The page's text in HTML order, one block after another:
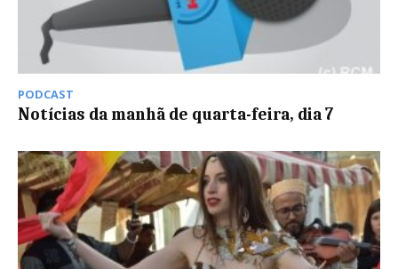
PODCAST
Notícias da manhã de quarta-feira, dia 7